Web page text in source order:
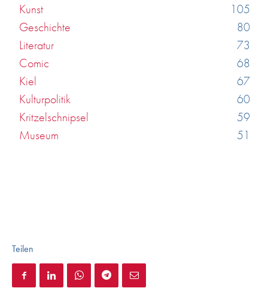
Kunst
105
Geschichte
80
Literatur
73
Comic
68
Kiel
67
Kulturpolitik
60
Kritzelschnipsel
59
Museum
51
Teilen